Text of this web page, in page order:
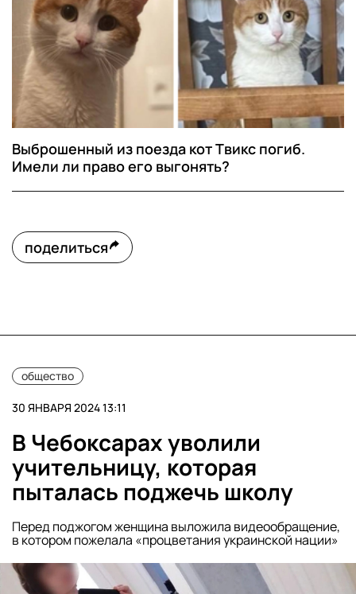
Выброшенный из поезда кот Твикс погиб.
Имели ли право его выгонять?
поделиться
общество
30 ЯНВАРЯ 2024 13:11
В Чебоксарах уволили
учительницу, которая
пыталась поджечь школу
Перед поджогом женщина выложила видеообращение,
в котором пожелала «процветания украинской нации»